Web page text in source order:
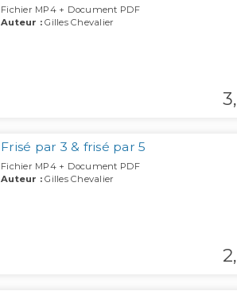
Fichier MP4 + Document PDF
Auteur : Gilles Chevalier
3,
Frisé par 3 & frisé par 5
Fichier MP4 + Document PDF
Auteur : Gilles Chevalier
2,